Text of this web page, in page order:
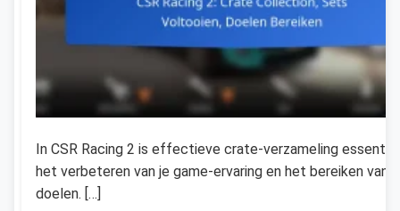
In CSR Racing 2 is effectieve crate-verzameling
het verbeteren van je game-ervaring en het bereiken van
doelen. […]